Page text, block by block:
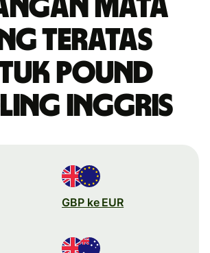
mata
teratas
pound
Inggris
GBP ke EUR